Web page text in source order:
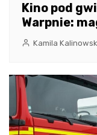
Kino pod
Warpnie:
Kamila